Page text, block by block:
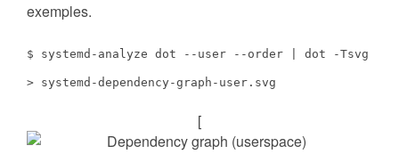
exemples.
$ systemd-analyze dot --user --order | dot -Tsvg
> systemd-dependency-graph-user.svg
[